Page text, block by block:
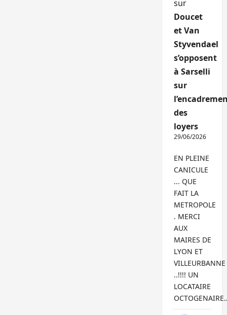
sur
Doucet
et Van
Styvendael
s’opposent
à Sarselli
sur
des
loyers
29/06/2026
EN PLEINE
CANICULE
... QUE
FAIT LA
METROPOLE
. MERCI
AUX
MAIRES DE
LYON ET
VILLEURBANNE
..!!!! UN
LOCATAIRE